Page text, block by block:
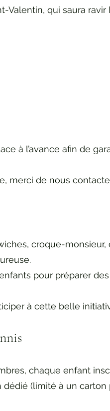
qui saura ravir
à l’avance afin de
merci de nous
croque-
pour préparer
à cette belle
chaque enfant
(limité à un carton